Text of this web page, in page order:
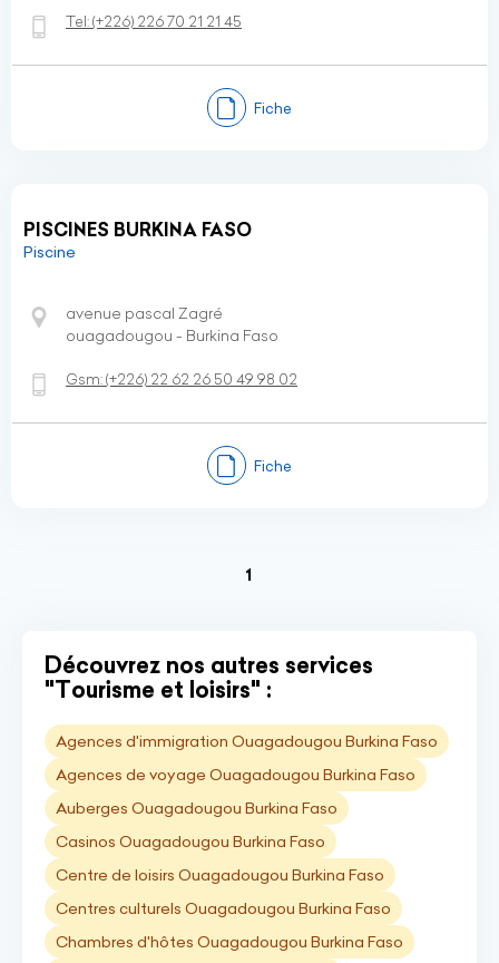
Tel:(+226) 226 70 21 21 45
Fiche
PISCINES BURKINA FASO
Piscine
avenue pascal Zagré
ouagadougou - Burkina Faso
Gsm:(+226) 22 62 26 50 49 98 02
Fiche
1
Découvrez nos autres services
"Tourisme et loisirs" :
Agences d'immigration Ouagadougou Burkina Faso
Agences de voyage Ouagadougou Burkina Faso
Auberges Ouagadougou Burkina Faso
Casinos Ouagadougou Burkina Faso
Centre de loisirs Ouagadougou Burkina Faso
Centres culturels Ouagadougou Burkina Faso
Chambres d'hôtes Ouagadougou Burkina Faso